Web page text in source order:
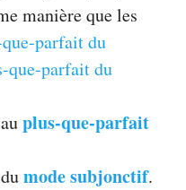
manière que les
parfait du
que-parfait du
plus-que-parfait
mode subjonctif.